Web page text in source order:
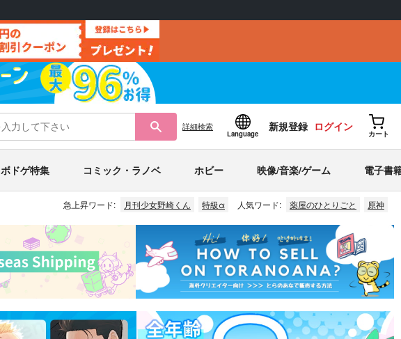
詳細検索
Language
新規登録 ログイン
カート
ボドゲ特集 コミック・ラノベ ホビー 映像/音楽/ゲーム 電子書
急上昇ワード: 月刊少女野崎くん 特級α 人気ワード: 薬屋のひとりごと 原神